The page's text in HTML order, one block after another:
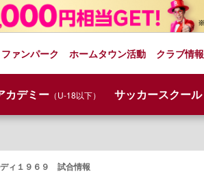
カデミー（U-18以下） サッカースクール
ファンパーク ホームタウン活動 クラブ情報
ィ１９６９ 試合情報